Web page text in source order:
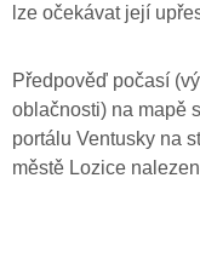
lze očekávat její
Předpověď počasí
oblačnosti) na mapě
portálu Ventusky na
městě Lozice